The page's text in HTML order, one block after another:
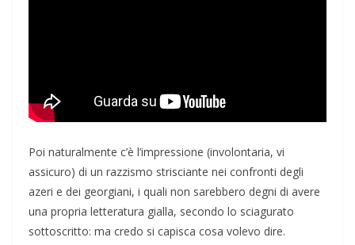
Poi naturalmente c’è l’impressione (involontaria, vi
assicuro) di un razzismo strisciante nei confronti degli
azeri e dei georgiani, i quali non sarebbero degni di avere
una propria letteratura gialla, secondo lo sciagurato
sottoscritto: ma credo si capisca cosa volevo dire.